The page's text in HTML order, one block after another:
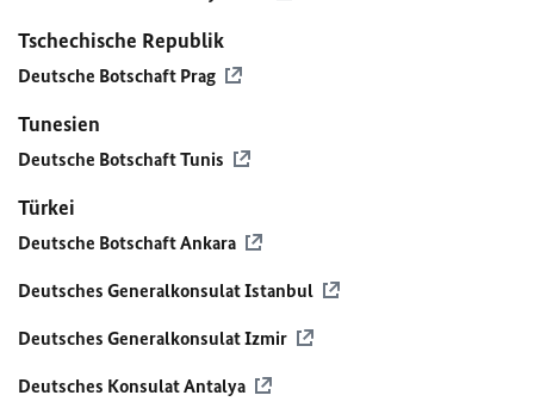
Tschechische Republik
Deutsche Botschaft Prag
Tunesien
Deutsche Botschaft Tunis
Türkei
Deutsche Botschaft Ankara
Deutsches Generalkonsulat Istanbul
Deutsches Generalkonsulat Izmir
Deutsches Konsulat Antalya